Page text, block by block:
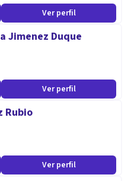
responsable y
y la facilitación de
en su camino de
Ver perfil
Jimenez Duque
Ver perfil
Rubio
Ver perfil